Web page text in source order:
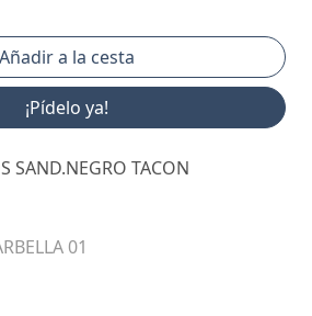
¡Pídelo ya!
SAND.NEGRO TACON
01